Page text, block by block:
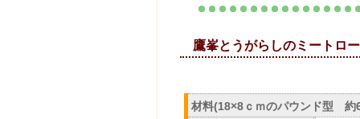
鷹峯とうが
材料(18×8ｃｍのパウンド型 約